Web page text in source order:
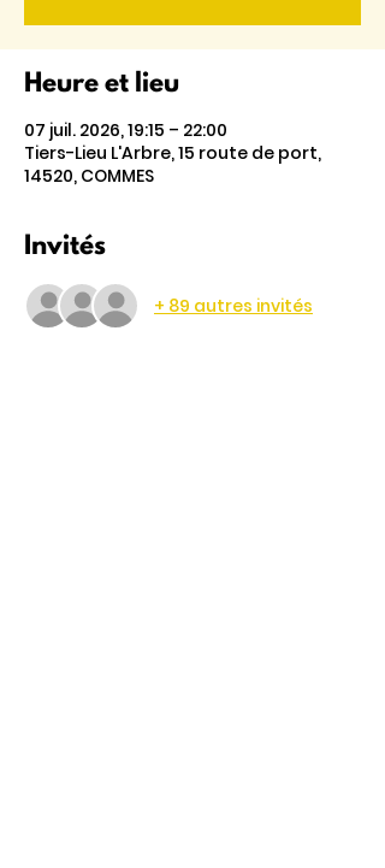
Heure et lieu
07 juil. 2026, 19:15 – 22:00
Tiers-Lieu L'Arbre, 15 route de port,
14520, COMMES
Invités
+ 89 autres invités